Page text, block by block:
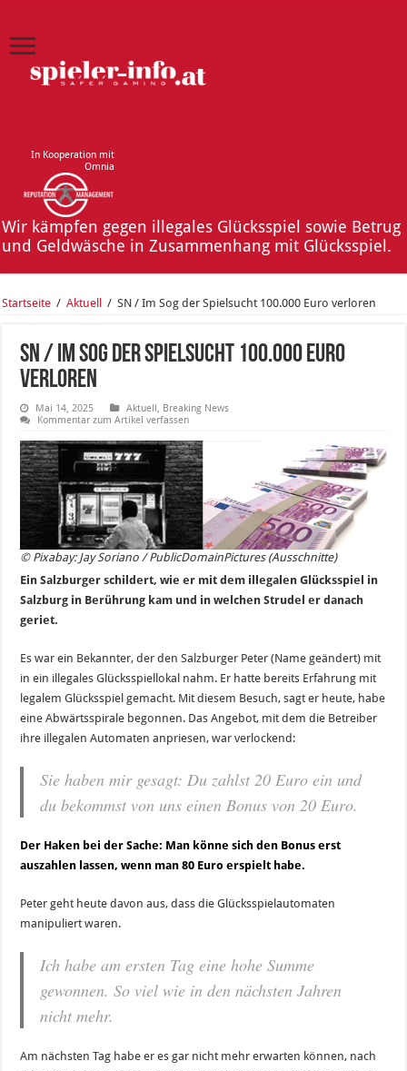
In Kooperation mit
Omnia
Wir kämpfen gegen illegales Glücksspiel sowie Betrug
und Geldwäsche in Zusammenhang mit Glücksspiel.
Startseite / Aktuell / SN / Im Sog der Spielsucht 100.000 Euro verloren
SN / Im Sog der Spielsucht 100.000 Euro
verloren
Mai 14, 2025 Aktuell, Breaking News
Kommentar zum Artikel verfassen
© Pixabay: Jay Soriano / PublicDomainPictures (Ausschnitte)
Ein Salzburger schildert, wie er mit dem illegalen Glücksspiel in
Salzburg in Berührung kam und in welchen Strudel er danach
geriet.
Es war ein Bekannter, der den Salzburger Peter (Name geändert) mit
in ein illegales Glücksspiellokal nahm. Er hatte bereits Erfahrung mit
legalem Glücksspiel gemacht. Mit diesem Besuch, sagt er heute, habe
eine Abwärtsspirale begonnen. Das Angebot, mit dem die Betreiber
ihre illegalen Automaten anpriesen, war verlockend:
Sie haben mir gesagt: Du zahlst 20 Euro ein und
du bekommst von uns einen Bonus von 20 Euro.
Der Haken bei der Sache: Man könne sich den Bonus erst
auszahlen lassen, wenn man 80 Euro erspielt habe.
Peter geht heute davon aus, dass die Glücksspielautomaten
manipuliert waren.
Ich habe am ersten Tag eine hohe Summe
gewonnen. So viel wie in den nächsten Jahren
nicht mehr.
Am nächsten Tag habe er es gar nicht mehr erwarten können, nach